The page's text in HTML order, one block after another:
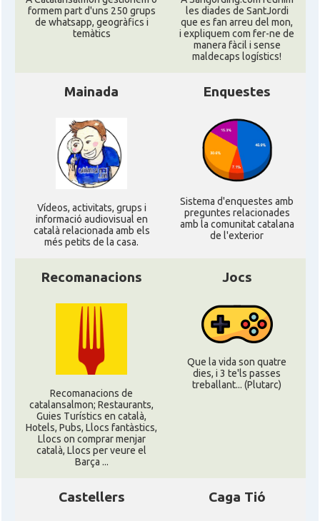
formem part d'uns 250 grups
de whatsapp, geogràfics i
temàtics
les diades de SantJordi
que es fan arreu del mon,
i expliquem com fer-ne de
manera fàcil i sense
maldecaps logí­stics!
Mainada
Ví­deos, activitats, grups i
informació audiovisual en
català relacionada amb els
més petits de la casa.
Enquestes
Sistema d'enquestes amb
preguntes relacionades
amb la comunitat catalana
de l'exterior
Recomanacions
Recomanacions de
catalansalmon; Restaurants,
Guies Turístics en català,
Hotels, Pubs, Llocs fantàstics,
Llocs on comprar menjar
català, Llocs per veure el
Barça ...
Jocs
Que la vida son quatre
dies, i 3 te'ls passes
treballant... (Plutarc)
Castellers Caga Tió